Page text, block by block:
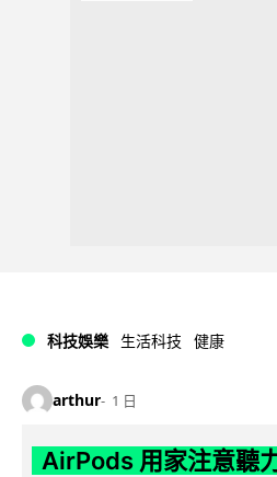
科技娛樂 生活科技 健康
arthur 1 日
AirPods 用家注意聽